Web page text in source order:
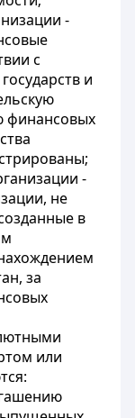
-
с
и
финансовых
-
не
в
за
или